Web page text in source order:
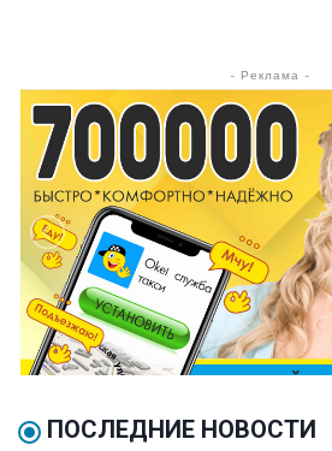
- Реклама -
ПОСЛЕДНИЕ НОВОСТИ